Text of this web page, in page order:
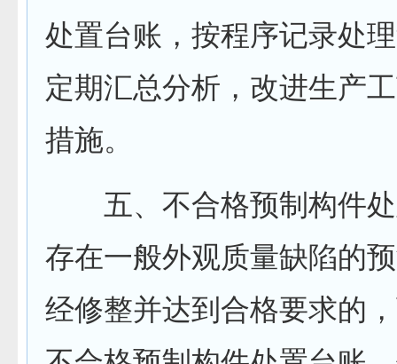
处置台账，按程序记录处
定期汇总分析，改进生产
措施。
五、不合格预制构件处
存在一般外观质量缺陷的
经修整并达到合格要求的